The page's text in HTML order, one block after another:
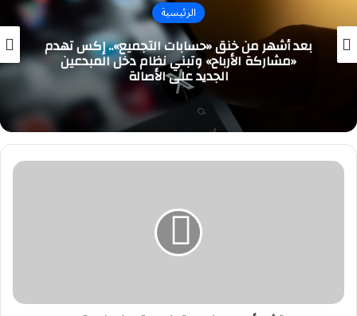
الرئيسية
بعد أشهر من خنق «حسابات التجميع».. إكس تهدم
«مشاركة الأرباح» وتبني نظام دخل المبدعين
الجديد على الأصالة
مستشار